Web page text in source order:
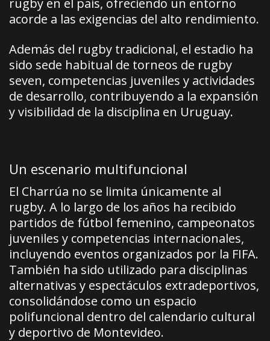
acorde a las exigencias del alto rendimiento.
Además del rugby tradicional, el estadio ha
sido sede habitual de torneos de rugby
seven, competencias juveniles y actividades
de desarrollo, contribuyendo a la expansión
y visibilidad de la disciplina en Uruguay.
Un escenario multifuncional
El Charrúa no se limita únicamente al
rugby. A lo largo de los años ha recibido
partidos de fútbol femenino, campeonatos
juveniles y competencias internacionales,
incluyendo eventos organizados por la FIFA.
También ha sido utilizado para disciplinas
alternativas y espectáculos extradeportivos,
consolidándose como un espacio
polifuncional dentro del calendario cultural
y deportivo de Montevideo.